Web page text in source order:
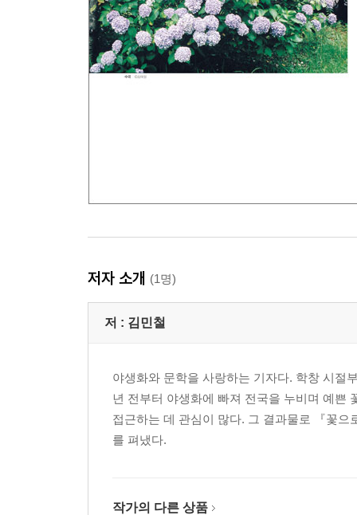
저자 소개 (1명)
저 : 김민철
야생화와 문학을 사랑하는 기자다. 학창 시절
년 전부터 야생화에 빠져 전국을 누비며 예쁜
접근하는 데 관심이 많다. 그 결과물로 『꽃
를 펴냈다.
작가의 다른 상품